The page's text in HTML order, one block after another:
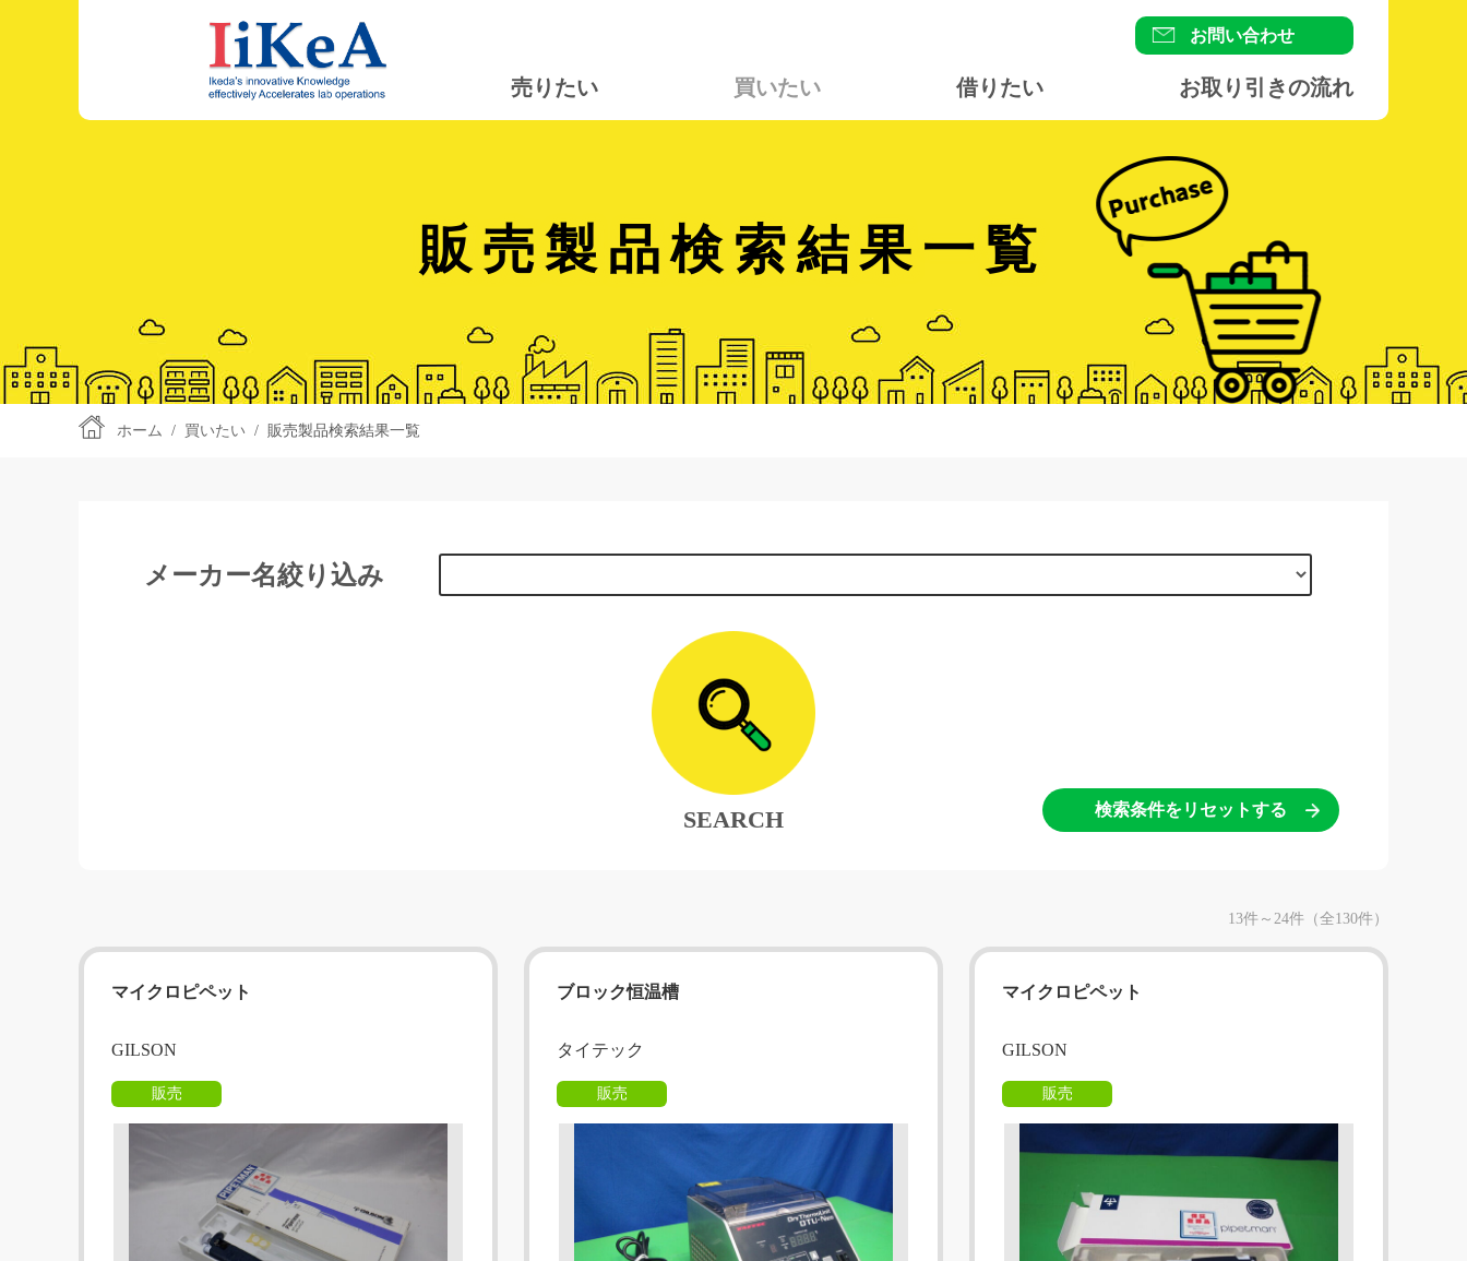
お問い合わせ
売りたい 買いたい 借りたい お取り引きの流れ
販売製品検索結果一覧
ホーム / 買いたい / 販売製品検索結果一覧
メーカー名絞り込み
検索条件をリセットする
13件～24件（全130件）
マイクロピペット
GILSON
販売
ブロック恒温槽
タイテック
販売
マイクロピペット
GILSON
販売